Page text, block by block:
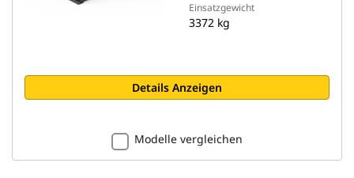
Einsatzgewicht
3372 kg
Details Anzeigen
Modelle vergleichen